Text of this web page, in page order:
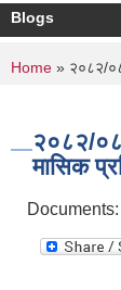
Blogs
You
Home » २०८२/
२०८२/
मासिक
Documents: